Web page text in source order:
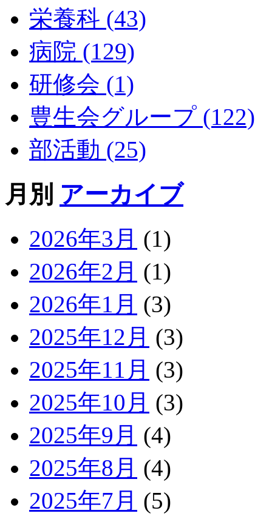
栄養科 (43)
病院 (129)
研修会 (1)
豊生会グループ (122)
部活動 (25)
月別 アーカイブ
2026年3月 (1)
2026年2月 (1)
2026年1月 (3)
2025年12月 (3)
2025年11月 (3)
2025年10月 (3)
2025年9月 (4)
2025年8月 (4)
2025年7月 (5)